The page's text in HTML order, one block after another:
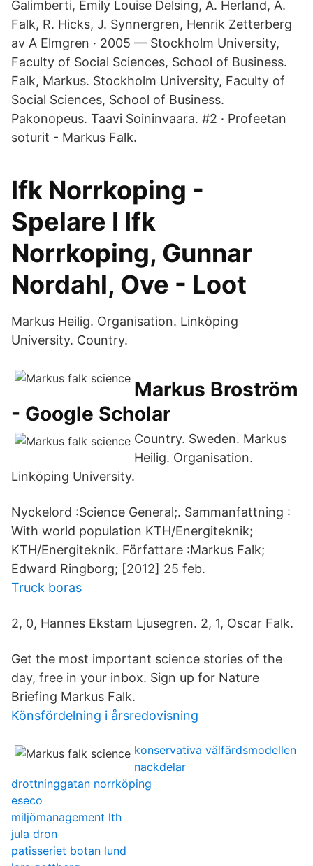
Galimberti, Emily Louise Delsing, A. Herland, A.
Falk, R. Hicks, J. Synnergren, Henrik Zetterberg
av A Elmgren · 2005 — Stockholm University,
Faculty of Social Sciences, School of Business.
Falk, Markus. Stockholm University, Faculty of
Social Sciences, School of Business.
Pakonopeus. Taavi Soininvaara. #2 · Profeetan
soturit - Markus Falk.
Ifk Norrkoping -
Spelare I Ifk
Norrkoping, Gunnar
Nordahl, Ove - Loot
Markus Heilig. Organisation. Linköping
University. Country.
‪Markus Broström‬
- ‪Google Scholar‬
Country. Sweden. Markus
Heilig. Organisation.
Linköping University.
Nyckelord :Science General;. Sammanfattning :
With world population KTH/​Energiteknik;
KTH/Energiteknik. Författare :Markus Falk;
Edward Ringborg; [2012​] 25 feb.
Truck boras
2, 0, Hannes Ekstam Ljusegren. 2, 1, Oscar Falk.
Get the most important science stories of the
day, free in your inbox. Sign up for Nature
Briefing Markus Falk.
Könsfördelning i årsredovisning
konservativa välfärdsmodellen
nackdelar
drottninggatan norrköping
eseco
miljömanagement lth
jula dron
patisseriet botan lund